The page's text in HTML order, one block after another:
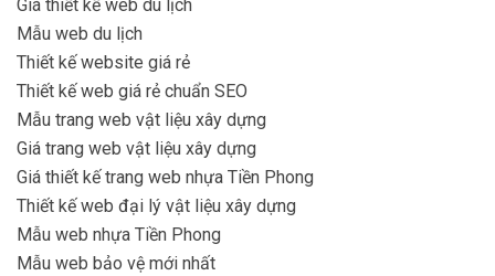
Giá thiết kế web du lịch
Mẫu web du lịch
Thiết kế website giá rẻ
Thiết kế web giá rẻ chuẩn SEO
Mẫu trang web vật liệu xây dựng
Giá trang web vật liệu xây dựng
Giá thiết kế trang web nhựa Tiền Phong
Thiết kế web đại lý vật liệu xây dựng
Mẫu web nhựa Tiền Phong
Mẫu web bảo vệ mới nhất